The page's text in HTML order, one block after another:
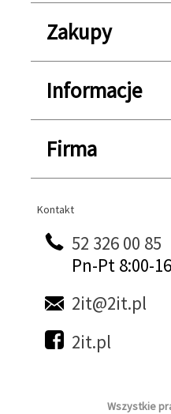
Zakupy
Informacje
Firma
Kontakt
Kontakt
52 326 00 85
Pn-Pt 8:00-
2it@2it.pl
2it.pl
Wszystkie